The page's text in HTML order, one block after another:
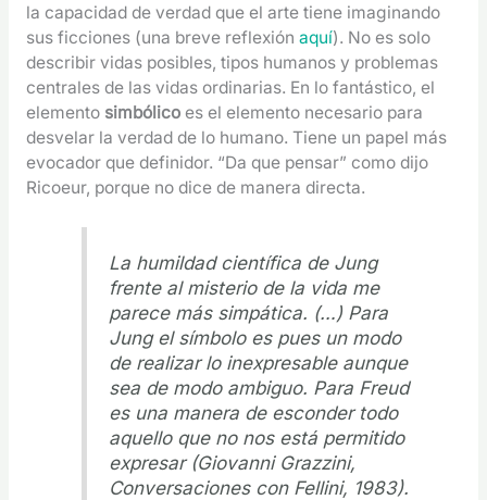
la capacidad de verdad que el arte tiene imaginando
sus ficciones (una breve reflexión aquí). No es solo
describir vidas posibles, tipos humanos y problemas
centrales de las vidas ordinarias. En lo fantástico, el
elemento simbólico es el elemento necesario para
desvelar la verdad de lo humano. Tiene un papel más
evocador que definidor. “Da que pensar” como dijo
Ricoeur, porque no dice de manera directa.
La humildad científica de Jung
frente al misterio de la vida me
parece más simpática. (…) Para
Jung el símbolo es pues un modo
de realizar lo inexpresable aunque
sea de modo ambiguo. Para Freud
es una manera de esconder todo
aquello que no nos está permitido
expresar (Giovanni Grazzini,
Conversaciones con Fellini, 1983).